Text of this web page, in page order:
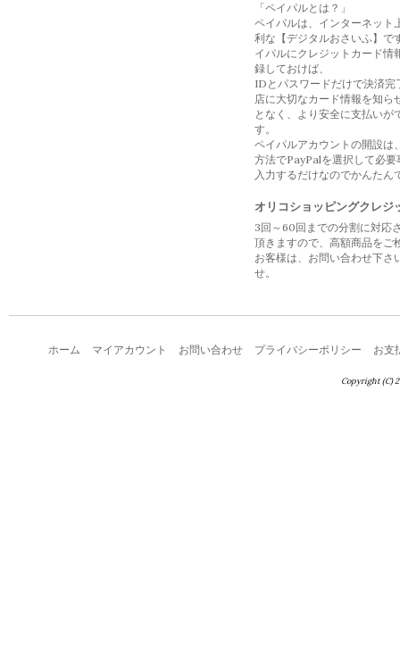
「ペイパルとは？」
ペイパルは、インターネット
利な【デジタルおさいふ】で
イパルにクレジットカード情
録しておけば、
IDとパスワードだけで決済完
店に大切なカード情報を知ら
となく、より安全に支払いが
す。
ペイパルアカウントの開設は
方法でPayPalを選択して必要
入力するだけなのでかんたん
オリコショッピングクレジ
3回～60回までの分割に対応
頂きますので、高額商品をご
お客様は、お問い合わせ下さ
せ。
ホーム マイアカウント お問い合わせ プライバシーポリシー お支
Copyright (C)